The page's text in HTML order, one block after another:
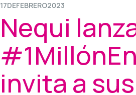
17DEFEBRERO2023
Nequi
invita a